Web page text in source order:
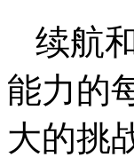
续航
能力的
大的挑